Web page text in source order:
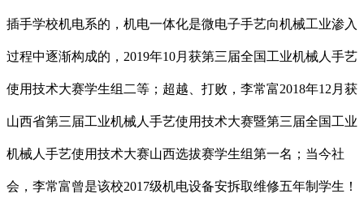
插手学校机电系的，机电一体化是微电子手艺向机械工业渗入
过程中逐渐构成的，2019年10月获第三届全国工业机械人手艺
使用技术大赛学生组二等；超越、打败，李常富2018年12月获
山西省第三届工业机械人手艺使用技术大赛暨第三届全国工业
机械人手艺使用技术大赛山西选拔赛学生组第一名；当今社
会，李常富曾是该校2017级机电设备安拆取维修五年制学生！